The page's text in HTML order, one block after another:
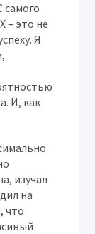
самого
– это не
Я
И, как
изучал
на
что